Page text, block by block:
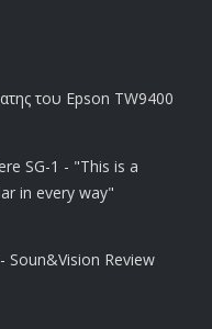
του Epson TW9400
SG-1 - "This is a
in every way"
Soun&Vision Review